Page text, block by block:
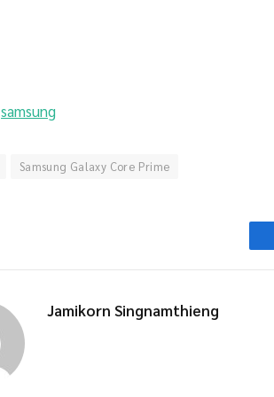
samsung
Samsung Galaxy Core Prime
Jamikorn Singnamthieng